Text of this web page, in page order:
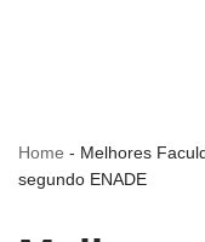
Home - Melhores
segundo ENADE